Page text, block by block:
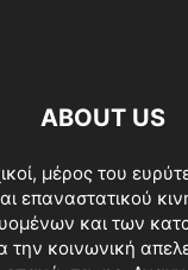
ABOUT US
μέρος του
επαναστατικού
και των
την κοινωνική